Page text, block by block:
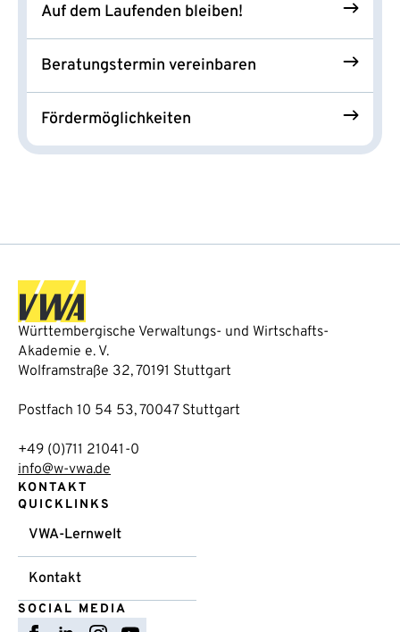
Auf dem Laufenden bleiben!
Beratungstermin vereinbaren
Fördermöglichkeiten
Württembergische Verwaltungs- und Wirtschafts-
Akademie e. V.
Wolframstraße 32, 70191 Stuttgart
Postfach 10 54 53, 70047 Stuttgart
+49 (0)711 21041-0
info@w-vwa.de
KONTAKT
QUICKLINKS
VWA-Lernwelt
Kontakt
SOCIAL MEDIA